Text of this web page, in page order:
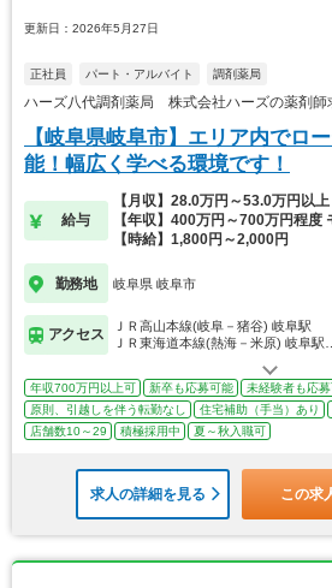
更新日：2026年5月27日
正社員 パート・アルバイト 調剤薬局
ハーズ八代調剤薬局 株式会社ハーズの薬剤師
【岐阜県岐阜市】エリア内でロ
能！幅広く学べる環境です！
給与
【月収】28.0万円～53.0万円以
【年収】400万円～700万円程度
【時給】1,800円～2,000円
勤務地 岐阜県 岐阜市
アクセス
ＪＲ高山本線(岐阜－猪谷) 岐阜駅
ＪＲ東海道本線(熱海－米原) 岐阜
年収700万円以上可 新卒も応募可能
未経験者も応
原則、引越しを伴う転勤なし
住宅補助（手当）あり
店舗数10～29
積極採用中 夏～秋入職可
求人の詳細を見る この求